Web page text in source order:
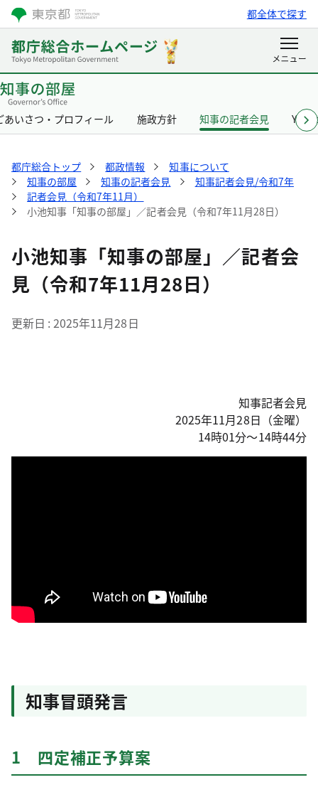
都全体で探す
あいさつ・プロフィール 施政方針 知事の記者会見
都庁総合トップ 都政情報
知事について
知事の部屋
知事の記者会見
知事記者会見/令和7年
記者会見（令和7年11月）
小池知事「知事の部屋」／記者会見（令和7年11月28日）
小池知事「知事の部屋」／記者会
見（令和7年11月28日）
更新日 2025年11月28日
知事記者会見
2025年11月28日（金曜）
14時01分～14時44分
知事冒頭発言
1 四定補正予算案